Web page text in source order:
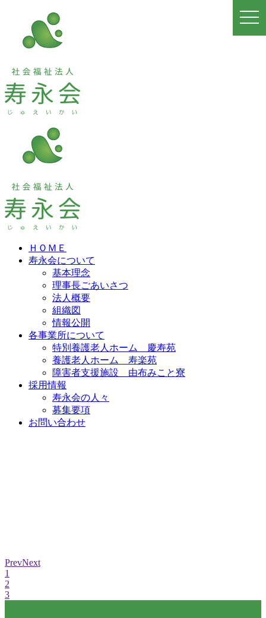
ＨＯＭＥ
寿永会について
基本理念
理事長ごあいさつ
法人概要
組織図
情報公開
各事業所について
特別養護老人ホーム 慶寿苑
養護老人ホーム 寿楽苑
障害者支援施設 由布みこと寮
採用情報
寿永会の人々
募集要項
お問い合わせ
PrevNext
1
2
3